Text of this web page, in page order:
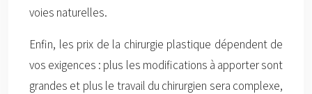
voies naturelles.
Enfin, les prix de la chirurgie plastique dépendent de
vos exigences : plus les modifications à apporter sont
grandes et plus le travail du chirurgien sera complexe,